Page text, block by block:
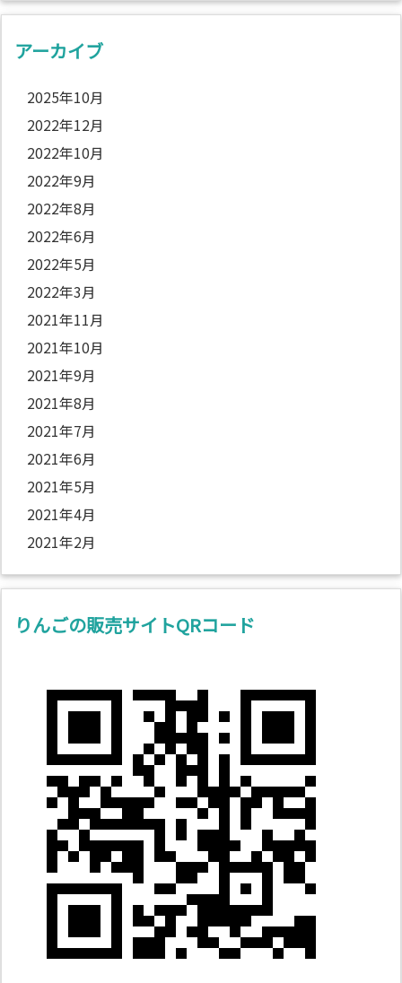
アーカイブ
2025年10月
2022年12月
2022年10月
2022年9月
2022年8月
2022年6月
2022年5月
2022年3月
2021年11月
2021年10月
2021年9月
2021年8月
2021年7月
2021年6月
2021年5月
2021年4月
2021年2月
りんごの販売サイトQRコード